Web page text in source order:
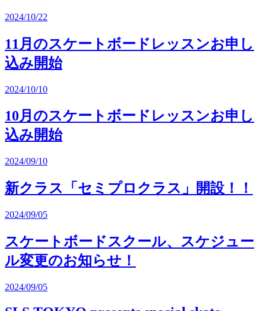
2024/10/22
11月のスケートボードレッスンお申し
込み開始
2024/10/10
10月のスケートボードレッスンお申し
込み開始
2024/09/10
新クラス「セミプロクラス」開設！！
2024/09/05
スケートボードスクール、スケジュー
ル変更のお知らせ！
2024/09/05